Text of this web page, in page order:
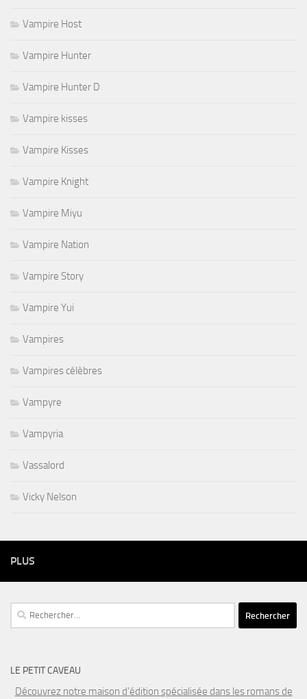
Vampire Host
Vampire Hunter
Vampire Hunter D
Vampire kisses
Vampire Kisses
Vampire Knight
Vampire Miyu
Vampire Nation
Vampire Story
Vampire Yui
Vampires
Vampires célèbres
Vampyre
Vampyria
Vassalord
Vicky Nelson
PLUS
Rechercher :
LE PETIT CAVEAU
Découvrez notre maison d’édition spécialisée dans les romans de